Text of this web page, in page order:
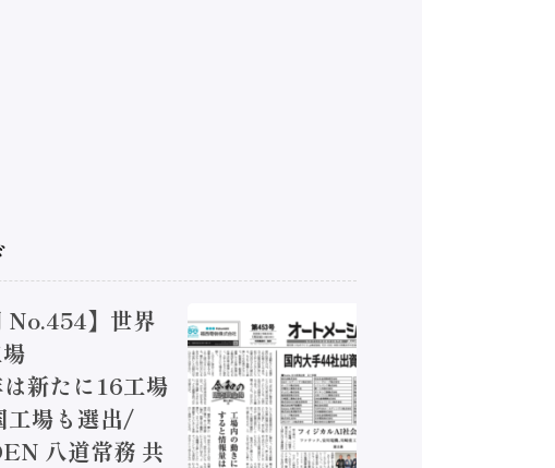
No.454】世界
新たに16工場
工場も選出/
八道常務 共